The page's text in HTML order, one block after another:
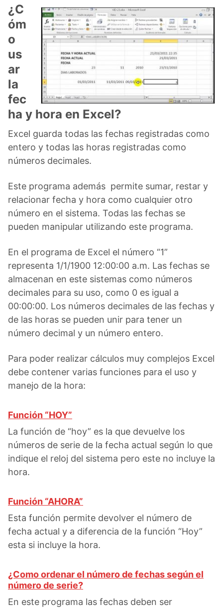
¿C
óm
o
us
ar
la
fec
ha y hora en Excel?
Excel guarda todas las fechas registradas como
entero y todas las horas registradas como
números decimales.
Este programa además permite sumar, restar y
relacionar fecha y hora como cualquier otro
número en el sistema. Todas las fechas se
pueden manipular utilizando este programa.
En el programa de Excel el número “1”
representa 1/1/1900 12:00:00 a.m. Las fechas se
almacenan en este sistemas como números
decimales para su uso, como 0 es igual a
00:00:00. Los números decimales de las fechas y
de las horas se pueden unir para tener un
número decimal y un número entero.
Para poder realizar cálculos muy complejos Excel
debe contener varias funciones para el uso y
manejo de la hora:
Función “HOY”
La función de “hoy” es la que devuelve los
números de serie de la fecha actual según lo que
indique el reloj del sistema pero este no incluye la
hora.
Función “AHORA”
Esta función permite devolver el número de
fecha actual y a diferencia de la función “Hoy”
esta si incluye la hora.
¿Como ordenar el número de fechas según el
número de serie?
En este programa las fechas deben ser